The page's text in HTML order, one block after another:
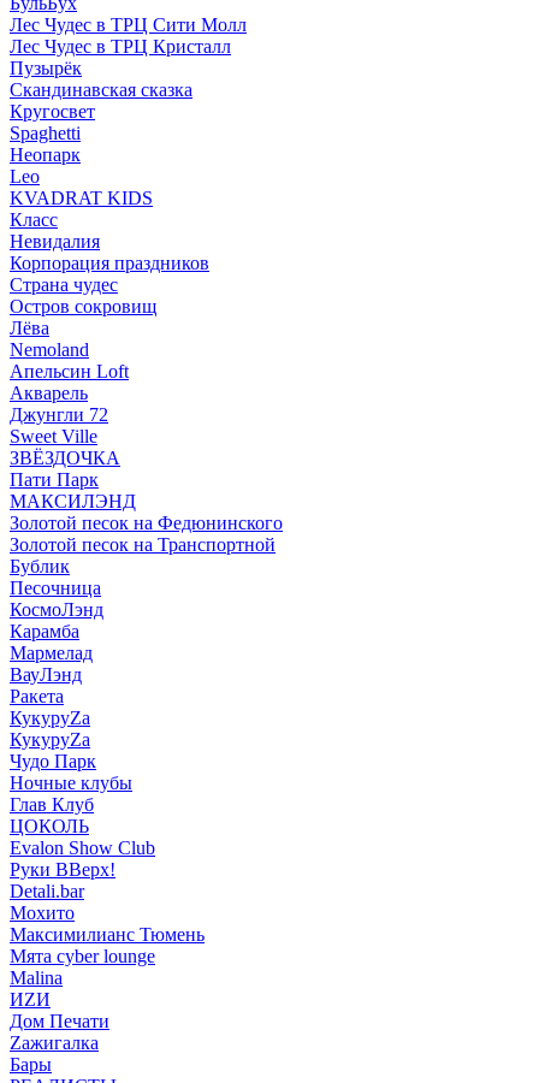
Лес Чудес в ТРЦ Сити Молл
Лес Чудес в ТРЦ Кристалл
Пузырëк
Скандинавская сказка
Кругосвет
Spaghetti
Неопарк
Leo
KVADRAT KIDS
Класс
Невидалия
Корпорация праздников
Страна чудес
Остров сокровищ
Лёва
Nemoland
Апельсин Loft
Акварель
Джунгли 72
Sweet Ville
ЗВЁЗДОЧКА
Пати Парк
МАКСИЛЭНД
Золотой песок на Федюнинского
Золотой песок на Транспортной
Бублик
Песочница
КосмоЛэнд
Карамба
Мармелад
ВауЛэнд
Ракета
КукуруZа
КукуруZа
Чудо Парк
Ночные клубы
Глав Клуб
ЦОКОЛЬ
Evalon Show Club
Руки ВВерх!
Detali.bar
Мохито
Максимилианс Тюмень
Мята cyber lounge
Malina
ИZИ
Дом Печати
Zажигалка
Бары